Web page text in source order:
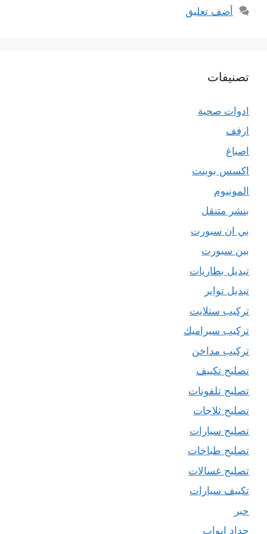
أضف تعليق
تصنيفات
ادوات صحية
ارفف
اصباغ
اكسس بوينت
المونيوم
بنشر متنقل
بي ان سبورت
بين سبورت
تبديل بطاريات
تبديل تواير
تركيب ستلايت
تركيب سيراميك
تركيب مداخن
تصليح تكييف
تصليح تلفونات
تصليح ثلاجات
تصليح سيارات
تصليح طباخات
تصليح غسالات
تكييف سيارات
حبر
حداد ابواب